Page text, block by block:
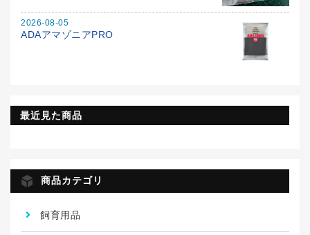
2026-08-05
ADAアマゾニアPRO
最近見た商品
商品カテゴリ
飼育用品